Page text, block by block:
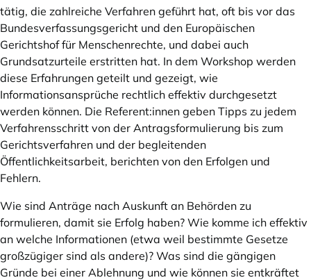
tätig, die zahlreiche Verfahren geführt hat, oft bis vor das
Bundesverfassungsgericht und den Europäischen
Gerichtshof für Menschenrechte, und dabei auch
Grundsatzurteile erstritten hat. In dem Workshop werden
diese Erfahrungen geteilt und gezeigt, wie
Informationsansprüche rechtlich effektiv durchgesetzt
werden können. Die Referent:innen geben Tipps zu jedem
Verfahrensschritt von der Antragsformulierung bis zum
Gerichtsverfahren und der begleitenden
Öffentlichkeitsarbeit, berichten von den Erfolgen und
Fehlern.
Wie sind Anträge nach Auskunft an Behörden zu
formulieren, damit sie Erfolg haben? Wie komme ich effektiv
an welche Informationen (etwa weil bestimmte Gesetze
großzügiger sind als andere)? Was sind die gängigen
Gründe bei einer Ablehnung und wie können sie entkräftet